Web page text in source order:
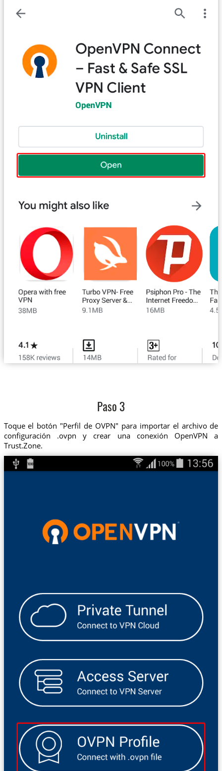
Paso 3
Toque el botón "Perfil de OVPN" para importar el archivo de
configuración .ovpn y crear una conexión OpenVPN a
Trust.Zone.